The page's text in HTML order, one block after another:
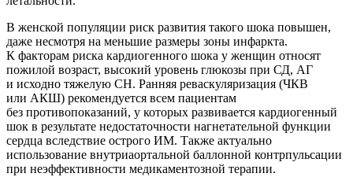
В женской популяции риск развития такого шока повышен,
даже несмотря на меньшие размеры зоны инфаркта.
К факторам риска кардио­генного шока у женщин относят
пожилой возраст, высокий уровень глюкозы при СД, АГ
и исходно тяжелую СН. Ранняя реваскуляризация (ЧКВ
или АКШ) рекомендуется всем пациентам
без противопоказаний, у которых развивается кардиогенный
шок в результате недостаточности нагнетательной функции
сердца вследствие острого ИМ. Также актуально
использование внутриаортальной баллонной контрпульсации
при неэффективности медикаментозной терапии.